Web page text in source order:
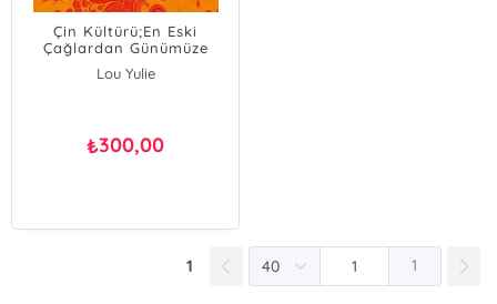
Çin Kültürü;En Eski
Çağlardan Günümüze
Lou Yulie
₺300,00
1 1